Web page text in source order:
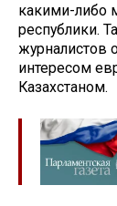
какими-либо
республики.
журналистов
интересом
Казахстаном.